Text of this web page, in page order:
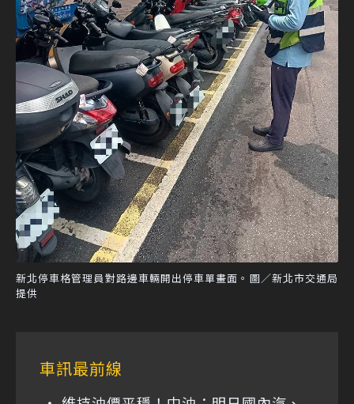
新北停車格管理員對路邊車輛開出停車單畫面。圖／新北市交通局
提供
車訊最前線